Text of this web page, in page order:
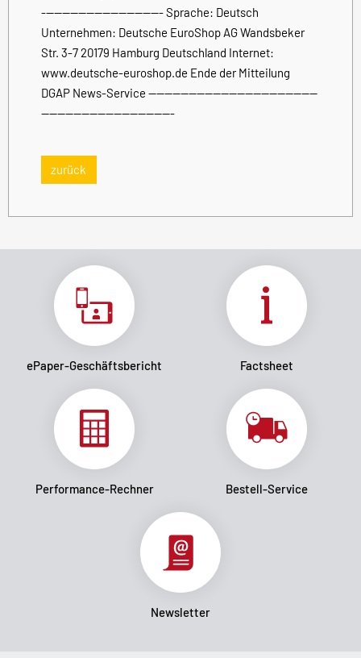
------------------------------ Sprache: Deutsch
Unternehmen: Deutsche EuroShop AG Wandsbeker
Str. 3-7 20179 Hamburg Deutschland Internet:
www.deutsche-euroshop.de Ende der Mitteilung
DGAP News-Service ------------------------------------------
---------------------------------
zurück
ePaper-Geschäftsbericht Factsheet
Performance-Rechner Bestell-Service
Newsletter